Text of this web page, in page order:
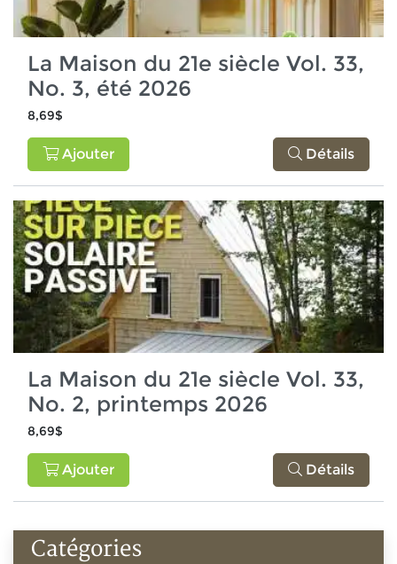
La Maison du 21e siècle Vol. 33,
No. 3, été 2026
8,69$
Ajouter Détails
La Maison du 21e siècle Vol. 33,
No. 2, printemps 2026
8,69$
Ajouter Détails
Catégories